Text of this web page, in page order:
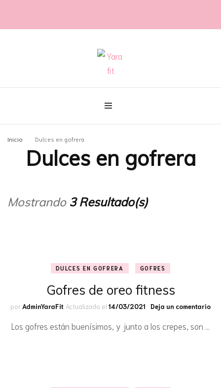
Yara fit
Inicio Dulces en gofrera
Dulces en gofrera
Mostrando 3 Resultado(s)
DULCES EN GOFRERA GOFRES
Gofres de oreo fitness
por AdminYaraFit Actualizado el 14/03/2021 Deja un comentarioen
Los gofres están buenísimos, y junto a los crepes, son …